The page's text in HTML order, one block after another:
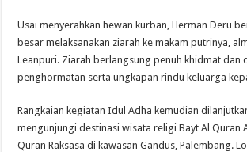
Usai menyerahkan hewan kurban, Herman Deru
besar melaksanakan ziarah ke makam putrinya,
Leanpuri. Ziarah berlangsung penuh khidmat dan
penghormatan serta ungkapan rindu keluarga
Rangkaian kegiatan Idul Adha kemudian
mengunjungi destinasi wisata religi Bayt Al Quran
Quran Raksasa di kawasan Gandus, Palembang.